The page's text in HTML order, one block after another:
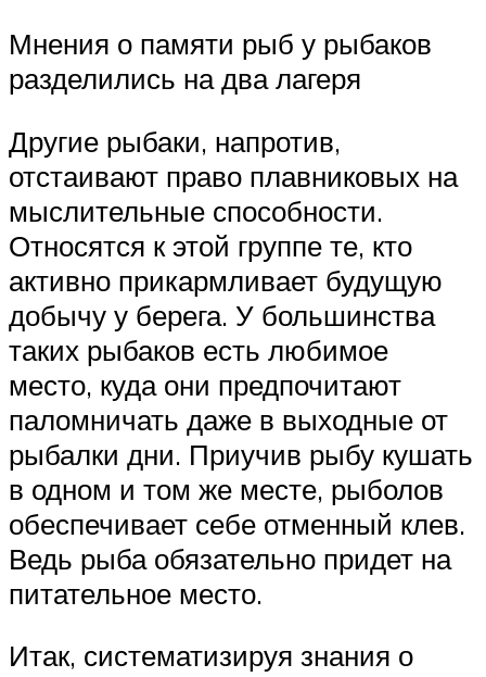
Мнения о памяти рыб у рыбаков
разделились на два лагеря
Другие рыбаки, напротив,
отстаивают право плавниковых на
мыслительные способности.
Относятся к этой группе те, кто
активно прикармливает будущую
добычу у берега. У большинства
таких рыбаков есть любимое
место, куда они предпочитают
паломничать даже в выходные от
рыбалки дни. Приучив рыбу кушать
в одном и том же месте, рыболов
обеспечивает себе отменный клев.
Ведь рыба обязательно придет на
питательное место.
Итак, систематизируя знания о